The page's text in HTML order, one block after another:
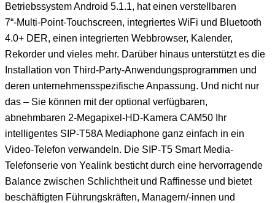
Betriebssystem Android 5.1.1, hat einen verstellbaren
7“-Multi-Point-Touchscreen, integriertes WiFi und Bluetooth
4.0+ DER, einen integrierten Webbrowser, Kalender,
Rekorder und vieles mehr. Darüber hinaus unterstützt es die
Installation von Third-Party-Anwendungsprogrammen und
deren unternehmensspezifische Anpassung. Und nicht nur
das – Sie können mit der optional verfügbaren,
abnehmbaren 2-Megapixel-HD-Kamera CAM50 Ihr
intelligentes SIP-T58A Mediaphone ganz einfach in ein
Video-Telefon verwandeln. Die SIP-T5 Smart Media-
Telefonserie von Yealink besticht durch eine hervorragende
Balance zwischen Schlichtheit und Raffinesse und bietet
beschäftigten Führungskräften, Managern/-innen und